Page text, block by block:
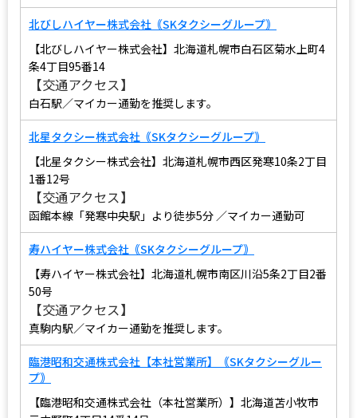
北びしハイヤー株式会社｟SKタクシーグループ｠
【北びしハイヤー株式会社】北海道札幌市白石区菊水上町4
条4丁目95番14
【交通アクセス】
白石駅／マイカー通勤を推奨します。
北星タクシー株式会社｟SKタクシーグループ｠
【北星タクシー株式会社】北海道札幌市西区発寒10条2丁目
1番12号
【交通アクセス】
函館本線「発寒中央駅」より徒歩5分 ／マイカー通勤可
寿ハイヤー株式会社｟SKタクシーグループ｠
【寿ハイヤー株式会社】北海道札幌市南区川沿5条2丁目2番
50号
【交通アクセス】
真駒内駅／マイカー通勤を推奨します。
臨港昭和交通株式会社【本社営業所】｟SKタクシーグルー
プ｠
【臨港昭和交通株式会社（本社営業所）】北海道苫小牧市